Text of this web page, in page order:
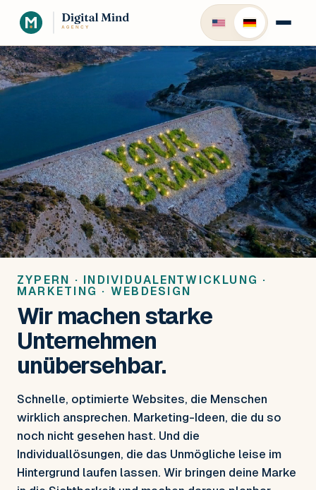
ZYPERN · INDIVIDUALENTWICKLUNG ·
MARKETING · WEBDESIGN
Wir machen starke
Unternehmen
unübersehbar.
Schnelle, optimierte Websites, die Menschen
wirklich ansprechen. Marketing-Ideen, die du so
noch nicht gesehen hast. Und die
Individuallösungen, die das Unmögliche leise im
Hintergrund laufen lassen. Wir bringen deine Marke